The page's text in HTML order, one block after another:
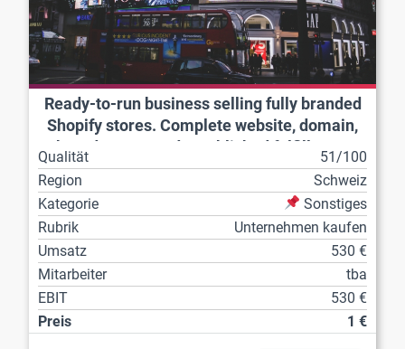
Ready-to-run business selling fully branded
Shopify stores. Complete website, domain,
brand assets and established fulfillment
workflow included.
Qualität
51/100
Region
Schweiz
Kategorie
Sonstiges
Rubrik
Unternehmen kaufen
Umsatz
530 €
Mitarbeiter
tba
EBIT
530 €
Preis
1 €